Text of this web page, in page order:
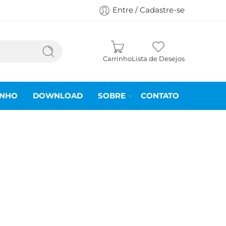
Entre / Cadastre-se
CarrinhoLista de Desejos
DOWNLOAD SOBRE CONTATO